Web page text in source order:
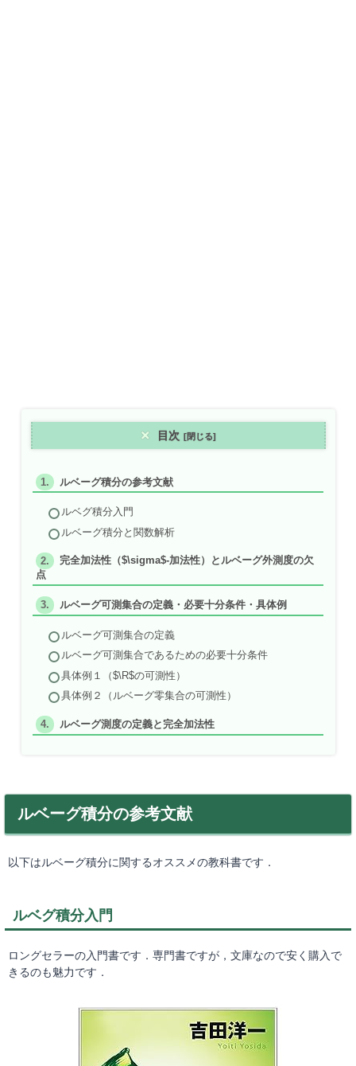
目次
ルベーグ積分の参考文献
ルベグ積分入門
ルベーグ積分と関数解析
完全加法性（$\sigma$-加法性）とルベーグ外測度の欠
点
ルベーグ可測集合の定義・必要十分条件・具体例
ルベーグ可測集合の定義
ルベーグ可測集合であるための必要十分条件
具体例１（$\R$の可測性）
具体例２（ルベーグ零集合の可測性）
ルベーグ測度の定義と完全加法性
ルベーグ積分の参考文献
以下はルベーグ積分に関するオススメの教科書です．
ルベグ積分入門
ロングセラーの入門書です．専門書ですが，文庫なので安く購入で
きるのも魅力です．